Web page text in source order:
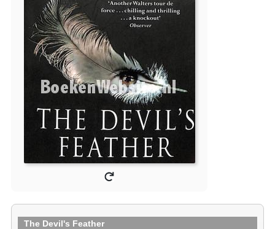
The Devil's Feather